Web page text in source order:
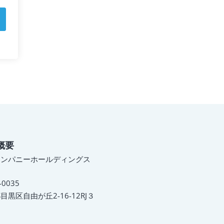
要
パニーホールディングス
黒区自由が丘2-16-12RJ３